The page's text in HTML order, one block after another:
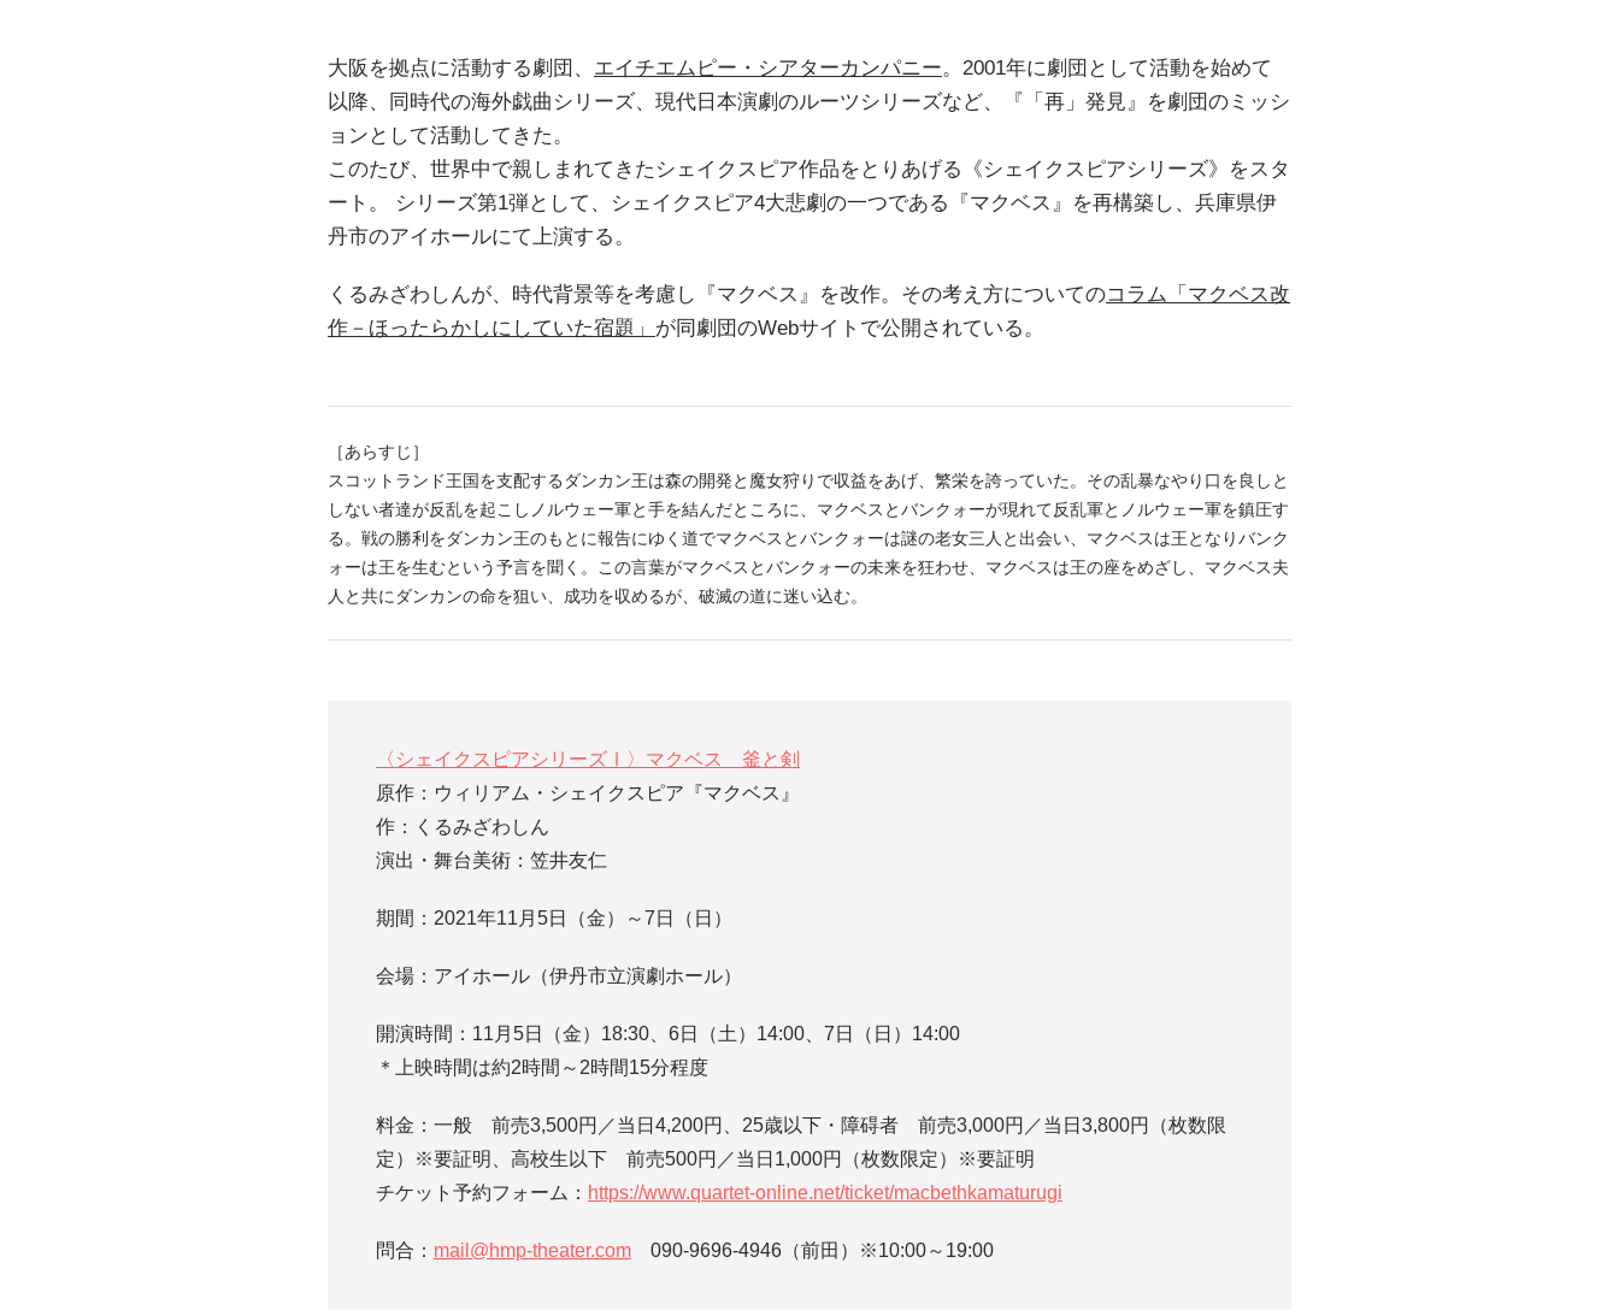
大阪を拠点に活動する劇団、 エイチエムピー・シアターカンパニー。2001年に劇団として活動を始めて
以降、同時代の海外戯曲シリーズ、現代日本演劇のルーツシリーズなど、『「再」発見』を劇団のミッシ
ョンとして活動してきた。
このたび、世界中で親しまれてきたシェイクスピア作品をとりあげる《シェイクスピアシリーズ》をスタ
ート。 シリーズ第1弾として、シェイクスピア4大悲劇の一つである『マクベス』を再構築し、兵庫県伊
丹市のアイホールにて上演する。
くるみざわしんが、時代背景等を考慮し『マクベス』を改作。その考え方についてのコラム「マクベス改
作－ほったらかしにしていた宿題」 が同劇団のWebサイトで公開されている。
［あらすじ］
スコットランド王国を支配するダンカン王は森の開発と魔女狩りで収益をあげ、繁栄を誇っていた。その乱暴なやり口を良しと
しない者達が反乱を起こしノルウェー軍と手を結んだところに、マクベスとバンクォーが現れて反乱軍とノルウェー軍を鎮圧す
る。戦の勝利をダンカン王のもとに報告にゆく道でマクベスとバンクォーは謎の老女三人と出会い、マクベスは王となりバンク
ォーは王を生むという予言を聞く。この言葉がマクベスとバンクォーの未来を狂わせ、マクベスは王の座をめざし、マクベス夫
人と共にダンカンの命を狙い、成功を収めるが、破滅の道に迷い込む。
〈シェイクスピアシリーズⅠ〉マクベス 釜と剣
原作：ウィリアム・シェイクスピア『マクベス』
作：くるみざわしん
演出・舞台美術：笠井友仁
期間：2021年11月5日（金）～7日（日）
会場：アイホール（伊丹市立演劇ホール）
開演時間：11月5日（金）18:30、6日（土）14:00、7日（日）14:00
＊上映時間は約2時間～2時間15分程度
料金：一般 前売3,500円／当日4,200円、25歳以下・障碍者 前売3,000円／当日3,800円（枚数限
定）※要証明、高校生以下 前売500円／当日1,000円（枚数限定）※要証明
チケット予約フォーム： https://www.quartet-online.net/ticket/macbethkamaturugi
問合： mail@hmp-theater.com 090-9696-4946（前田）※10:00～19:00